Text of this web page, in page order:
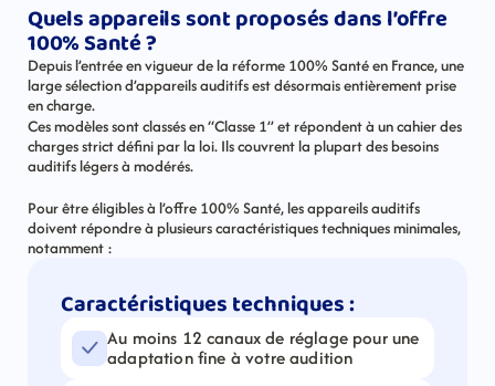
Quels appareils sont proposés dans l’offre
100% Santé ?
Depuis l’entrée en vigueur de la réforme 100% Santé en France, une
large sélection d’appareils auditifs est désormais entièrement prise
en charge.
Ces modèles sont classés en “Classe 1” et répondent à un cahier des
charges strict défini par la loi. Ils couvrent la plupart des besoins
auditifs légers à modérés.
Pour être éligibles à l’offre 100% Santé, les appareils auditifs
doivent répondre à plusieurs caractéristiques techniques minimales,
notamment :
Caractéristiques techniques :
Au moins 12 canaux de réglage pour une
adaptation fine à votre audition